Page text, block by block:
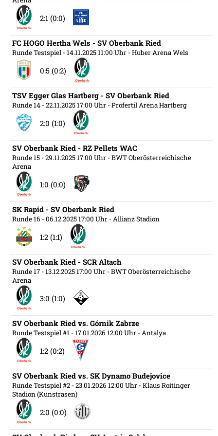
Datenschutzerklärung
2:1 (0:0)
FC HOGO Hertha Wels - SV Oberbank Ried
Runde Testspiel - 14.11.2025 11:00 Uhr - Huber Arena Wels
0:5 (0:2)
TSV Egger Glas Hartberg - SV Oberbank Ried
Runde 14 - 22.11.2025 17:00 Uhr - Profertil Arena Hartberg
2:0 (1:0)
SV Oberbank Ried - RZ Pellets WAC
Runde 15 - 29.11.2025 17:00 Uhr - BWT Oberösterreichische
Arena
1:0 (0:0)
SK Rapid - SV Oberbank Ried
Runde 16 - 06.12.2025 17:00 Uhr - Allianz Stadion
1:2 (1:1)
SV Oberbank Ried - SCR Altach
Runde 17 - 13.12.2025 17:00 Uhr - BWT Oberösterreichische
Arena
3:0 (1:0)
SV Oberbank Ried vs. Górnik Zabrze
Runde Testspiel #1 - 17.01.2026 12:00 Uhr - Antalya
1:2 (0:2)
SV Oberbank Ried vs. SK Dynamo Budejovice
Runde Testspiel #2 - 23.01.2026 12:00 Uhr - Klaus Roitinger
Stadion (Kunstrasen)
2:0 (0:0)